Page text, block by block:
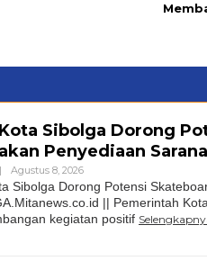
Sibolga Dorong
Penyediaan
| Agustus 8, 2026
Sibolga Dorong Potensi
|| Pemerintah
kegiatan positif